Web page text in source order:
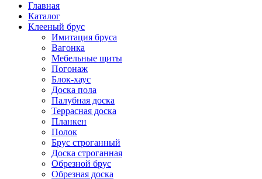
Главная
Каталог
Клееный брус
Имитация бруса
Вагонка
Мебельные щиты
Погонаж
Блок-хаус
Доска пола
Палубная доска
Террасная доска
Планкен
Полок
Брус строганный
Доска строганная
Обрезной брус
Обрезная доска